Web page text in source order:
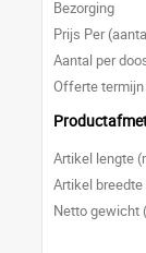
Bezorging
Prijs Per
Aantal per
Offerte
Artikel lengte
Artikel
Netto gewicht